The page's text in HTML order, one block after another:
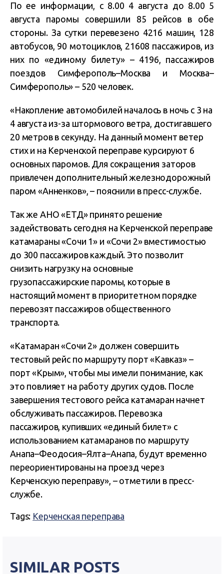
По ее информации, с 8.00 4 августа до 8.00 5
августа паромы совершили 85 рейсов в обе
стороны. За сутки перевезено 4216 машин, 128
автобусов, 90 мотоциклов, 21608 пассажиров, из
них по «единому билету» – 4196, пассажиров
поездов Симферополь–Москва и Москва–
Симферополь» – 520 человек.
«Накопление автомобилей началось в ночь с 3 на
4 августа из-за штормового ветра, достигавшего
20 метров в секунду. На данный момент ветер
стих и на Керченской переправе курсируют 6
основных паромов. Для сокращения заторов
привлечен дополнительный железнодорожный
паром «Анненков», – пояснили в пресс-службе.
Так же АНО «ЕТД» принято решение
задействовать сегодня на Керченской переправе
катамараны «Сочи 1» и «Сочи 2» вместимостью
до 300 пассажиров каждый. Это позволит
снизить нагрузку на основные
грузопассажирские паромы, которые в
настоящий момент в приоритетном порядке
перевозят пассажиров общественного
транспорта.
«Катамаран «Сочи 2» должен совершить
тестовый рейс по маршруту порт «Кавказ» –
порт «Крым», чтобы мы имели понимание, как
это повлияет на работу других судов. После
завершения тестового рейса катамаран начнет
обслуживать пассажиров. Перевозка
пассажиров, купивших «единый билет» с
использованием катамаранов по маршруту
Анапа–Феодосия–Ялта–Анапа, будут временно
переориентированы на проезд через
Керченскую переправу», – отметили в пресс-
службе.
Tags: Керченская переправа
SIMILAR POSTS